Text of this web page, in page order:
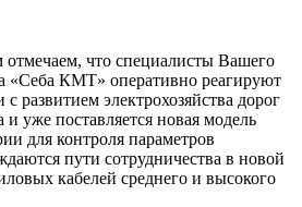
что специалисты Вашего
«Себа КМТ» оперативно реагируют
развитием электрохозяйства дорог
и уже поставляется новая модель
для контроля параметров
пути сотрудничества в новой
кабелей среднего и высокого